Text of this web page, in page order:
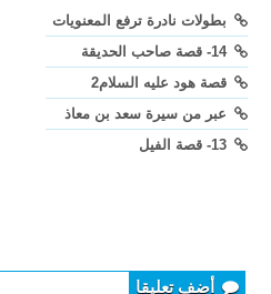
بطولات نادرة ترفع المعنويات
14- قصة صاحب الحديقة
قصة هود عليه السلام2
عبر من سيرة سعد بن معاذ
أضف تعليقا